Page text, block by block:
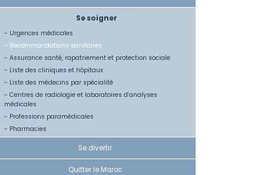
Se soigner
- Urgences médicales
- Recommandations sanitaires
- Assurance santé, rapatriement et protection sociale
- Liste des cliniques et hôpitaux
- Liste des médecins par spécialité
- Centres de radiologie et laboratoires d'analyses
médicales
- Professions paramédicales
- Pharmacies
Se divertir
Quitter le Maroc